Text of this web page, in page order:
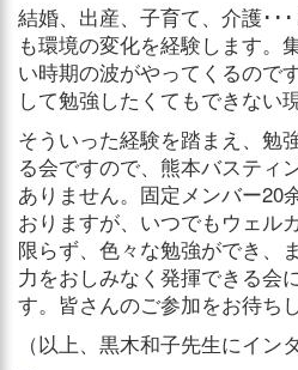
結婚、出産、子育て、介護･･
も環境の変化を経験します。
い時期の波がやってくるので
して勉強したくてもできない
そういった経験を踏まえ、勉
る会ですので、熊本バスティ
ありません。固定メンバー20
おりますが、いつでもウェル
限らず、色々な勉強ができ、
力をおしみなく発揮できる会
す。皆さんのご参加をお待ち
（以上、黒木和子先生にイン